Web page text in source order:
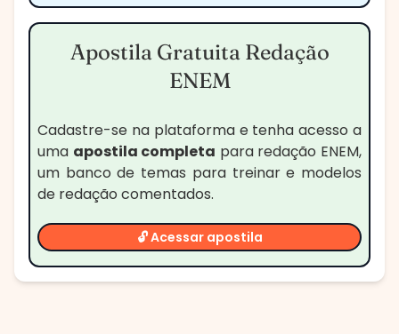
Apostila Gratuita Redação
ENEM
Cadastre-se na plataforma e tenha acesso a
uma apostila completa para redação ENEM,
um banco de temas para treinar e modelos
de redação comentados.
🔓 Acessar apostila